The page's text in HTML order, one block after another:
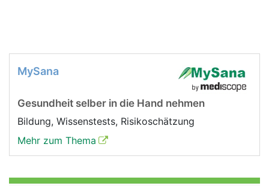
MySana
Gesundheit selber in die Hand nehmen
Bildung, Wissenstests, Risikoschätzung
Mehr zum Thema